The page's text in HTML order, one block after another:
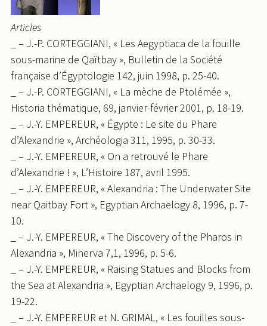
Articles
_ – J.-P. CORTEGGIANI, « Les Aegyptiaca de la fouille
sous-marine de Qaïtbay », Bulletin de la Société
française d’Égyptologie 142, juin 1998, p. 25-40.
_ – J.-P. CORTEGGIANI, « La mèche de Ptolémée »,
Historia thématique, 69, janvier-février 2001, p. 18-19.
_ – J.-Y. EMPEREUR, « Égypte : Le site du Phare
d’Alexandrie », Archéologia 311, 1995, p. 30-33.
_ – J.-Y. EMPEREUR, « On a retrouvé le Phare
d’Alexandrie ! », L’Histoire 187, avril 1995.
_ – J.-Y. EMPEREUR, « Alexandria : The Underwater Site
near Qaitbay Fort », Egyptian Archaelogy 8, 1996, p. 7-
10.
_ – J.-Y. EMPEREUR, « The Discovery of the Pharos in
Alexandria », Minerva 7,1, 1996, p. 5-6.
_ – J.-Y. EMPEREUR, « Raising Statues and Blocks from
the Sea at Alexandria », Egyptian Archaelogy 9, 1996, p.
19-22.
_ – J.-Y. EMPEREUR et N. GRIMAL, « Les fouilles sous-